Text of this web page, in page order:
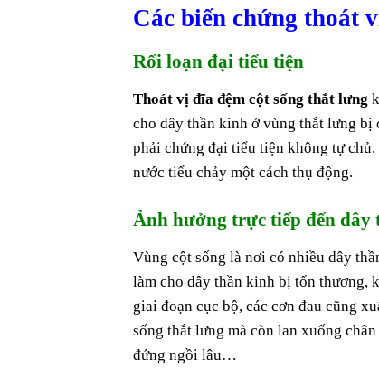
Các biến chứng thoát
Rối loạn đại tiểu tiện
Thoát vị đĩa đệm cột sống thắt lưng
cho dây thần kinh ở vùng thắt lưng bị
phải chứng đại tiểu tiện không tự
nước tiểu chảy một cách thụ động.
Ảnh hưởng trực tiếp đến dây
Vùng cột sống là nơi có nhiều dây
làm cho dây thần kinh bị tổn thương,
giai đoạn cục bộ, các cơn đau cũng
sống thắt lưng mà còn lan xuống
đứng ngồi lâu…